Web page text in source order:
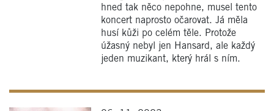
hned tak něco nepohne, musel tento
koncert naprosto očarovat. Já měla
husí kůži po celém těle. Protože
úžasný nebyl jen Hansard, ale každý
jeden muzikant, který hrál s ním.